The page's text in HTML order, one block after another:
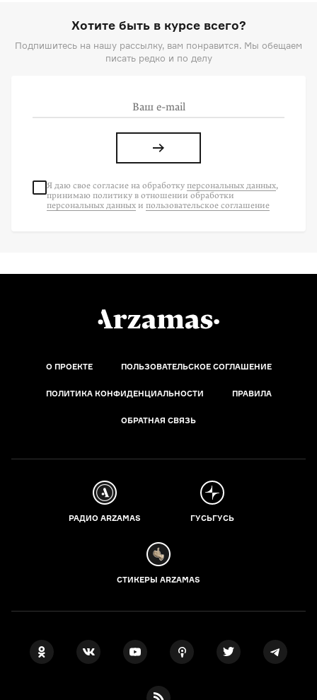
Хотите быть в курсе всего?
Подпишитесь на нашу рассылку, вам понравится. Мы обещаем
писать редко и по делу
Я даю свое согласие на обработку персональных данных,
принимаю политику в отношении обработки
персональных данных и пользовательское соглашение
О ПРОЕКТЕ ПОЛЬЗОВАТЕЛЬСКОЕ СОГЛАШЕНИЕ
ПОЛИТИКА КОНФИДЕНЦИАЛЬНОСТИ ПРАВИЛА
ОБРАТНАЯ СВЯЗЬ
РАДИО ARZAMAS ГУСЬГУСЬ
СТИКЕРЫ ARZAMAS